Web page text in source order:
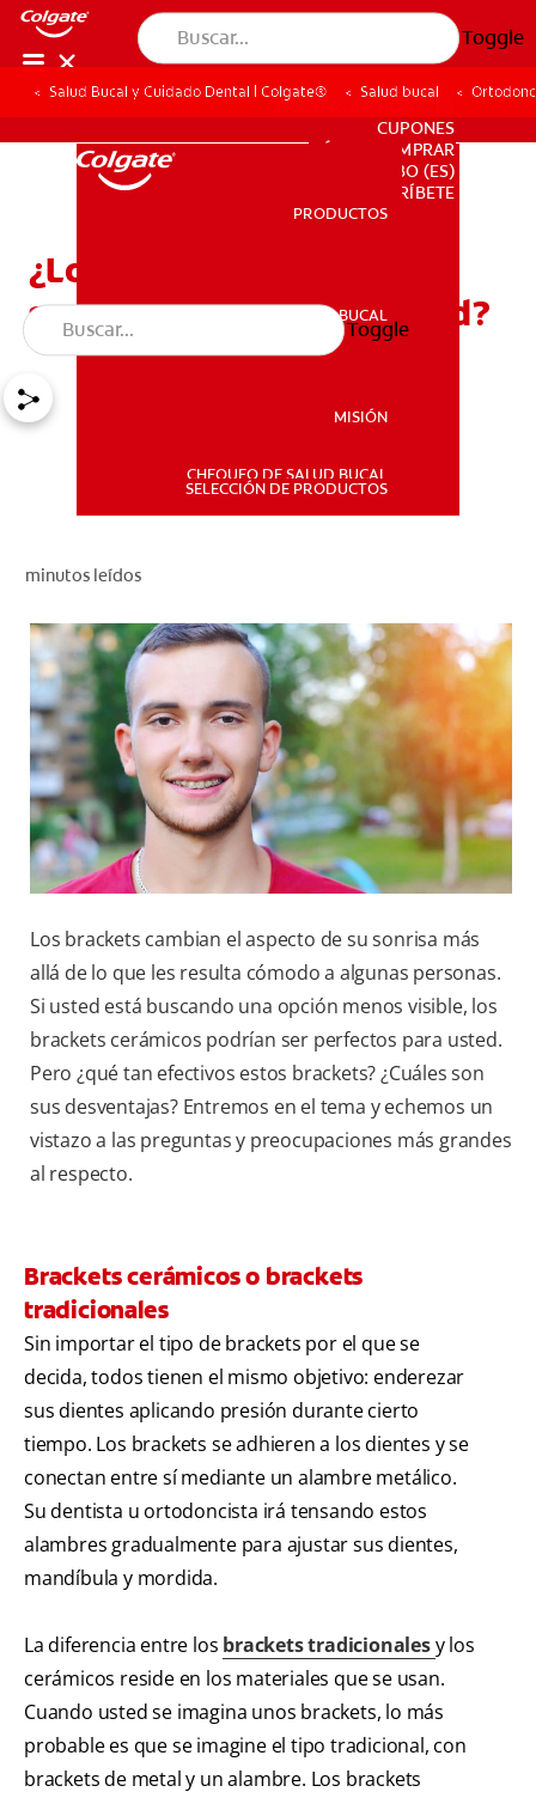
Toggle
PRODUCTOS
SALUD BUCAL
PARA PROFESIONALES
CUPONES
DÓNDE COMPRAR
BO (ES)
PARA PROFESIONALES
CUPONES
DÓNDE COMPRAR
BO (ES)
SUSCRÍBETE
PRODUCTOS
SALUD BUCAL
MISIÓN
CHEQUEO DE SALUD BUCAL
SELECCIÓN DE PRODUCTOS
Toggle
Salud Bucal y Cuidado Dental | Colgate® Salud bucal
¿Los brackets cerámicos
son adecuados para usted?
minutos leídos
Los brackets cambian el aspecto de su sonrisa más
allá de lo que les resulta cómodo a algunas personas.
Si usted está buscando una opción menos visible, los
brackets cerámicos podrían ser perfectos para usted.
Pero ¿qué tan efectivos estos brackets? ¿Cuáles son
sus desventajas? Entremos en el tema y echemos un
vistazo a las preguntas y preocupaciones más grandes
al respecto.
Brackets cerámicos o brackets
tradicionales
Sin importar el tipo de brackets por el que se
decida, todos tienen el mismo objetivo: enderezar
sus dientes aplicando presión durante cierto
tiempo. Los brackets se adhieren a los dientes y se
conectan entre sí mediante un alambre metálico.
Su dentista u ortodoncista irá tensando estos
alambres gradualmente para ajustar sus dientes,
mandíbula y mordida.
La diferencia entre los brackets tradicionalesy los
cerámicos reside en los materiales que se usan.
Cuando usted se imagina unos brackets, lo más
probable es que se imagine el tipo tradicional, con
brackets de metal y un alambre. Los brackets